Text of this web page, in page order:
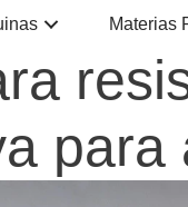
Materias
para